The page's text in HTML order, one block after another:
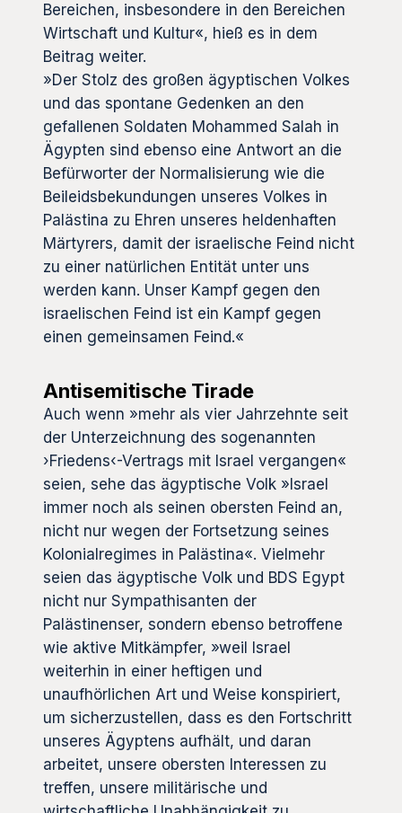
Bereichen, insbesondere in den Bereichen
Wirtschaft und Kultur«, hieß es in dem
Beitrag weiter.
»Der Stolz des großen ägyptischen Volkes
und das spontane Gedenken an den
gefallenen Soldaten Mohammed Salah in
Ägypten sind ebenso eine Antwort an die
Befürworter der Normalisierung wie die
Beileidsbekundungen unseres Volkes in
Palästina zu Ehren unseres heldenhaften
Märtyrers, damit der israelische Feind nicht
zu einer natürlichen Entität unter uns
werden kann. Unser Kampf gegen den
israelischen Feind ist ein Kampf gegen
einen gemeinsamen Feind.«
Antisemitische Tirade
Auch wenn »mehr als vier Jahrzehnte seit
der Unterzeichnung des sogenannten
›Friedens‹-Vertrags mit Israel vergangen«
seien, sehe das ägyptische Volk »Israel
immer noch als seinen obersten Feind an,
nicht nur wegen der Fortsetzung seines
Kolonialregimes in Palästina«. Vielmehr
seien das ägyptische Volk und BDS Egypt
nicht nur Sympathisanten der
Palästinenser, sondern ebenso betroffene
wie aktive Mitkämpfer, »weil Israel
weiterhin in einer heftigen und
unaufhörlichen Art und Weise konspiriert,
um sicherzustellen, dass es den Fortschritt
unseres Ägyptens aufhält, und daran
arbeitet, unsere obersten Interessen zu
treffen, unsere militärische und